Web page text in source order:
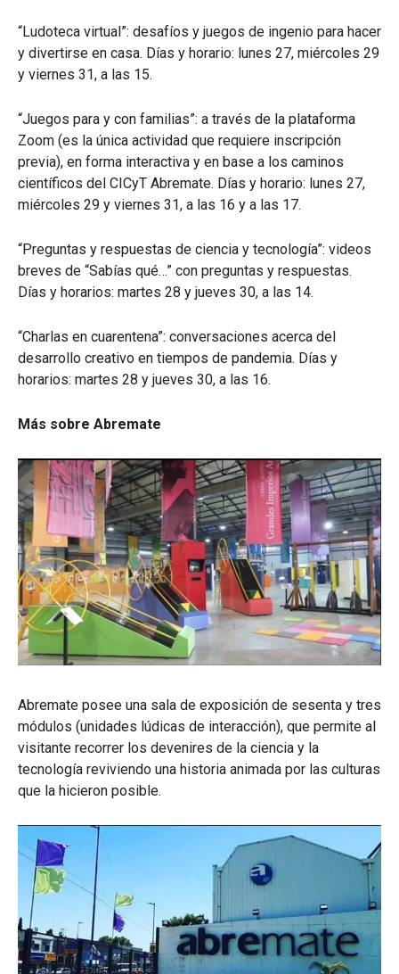
“Ludoteca virtual”: desafíos y juegos de ingenio para hacer
y divertirse en casa. Días y horario: lunes 27, miércoles 29
y viernes 31, a las 15.
“Juegos para y con familias”: a través de la plataforma
Zoom (es la única actividad que requiere inscripción
previa), en forma interactiva y en base a los caminos
científicos del CICyT Abremate. Días y horario: lunes 27,
miércoles 29 y viernes 31, a las 16 y a las 17.
“Preguntas y respuestas de ciencia y tecnología”: videos
breves de “Sabías qué…” con preguntas y respuestas.
Días y horarios: martes 28 y jueves 30, a las 14.
“Charlas en cuarentena”: conversaciones acerca del
desarrollo creativo en tiempos de pandemia. Días y
horarios: martes 28 y jueves 30, a las 16.
Más sobre Abremate
Abremate posee una sala de exposición de sesenta y tres
módulos (unidades lúdicas de interacción), que permite al
visitante recorrer los devenires de la ciencia y la
tecnología reviviendo una historia animada por las culturas
que la hicieron posible.